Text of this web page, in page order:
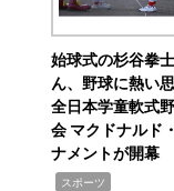
始球式の杉谷拳
ん、野球に熱い
全日本学童軟式
会 マクドナルド
ナメントが開幕
スポーツ